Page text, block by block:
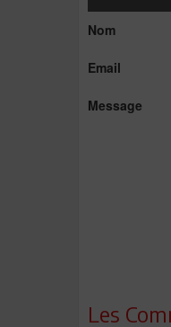
Nom
Email
Message
Les